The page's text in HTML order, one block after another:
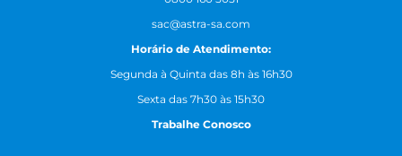
sac@astra-sa.com
Horário de Atendimento:
Segunda à Quinta das 8h às 16h30
Sexta das 7h30 às 15h30
Trabalhe Conosco